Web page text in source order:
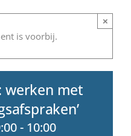
is voorbij.
×
werken met
- 10:00